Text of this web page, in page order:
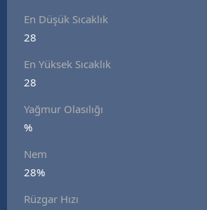
En Düşük Sıcaklık
28
En Yüksek Sıcaklık
28
Yağmur Olasılığı
%
Nem
28%
Rüzgar Hızı